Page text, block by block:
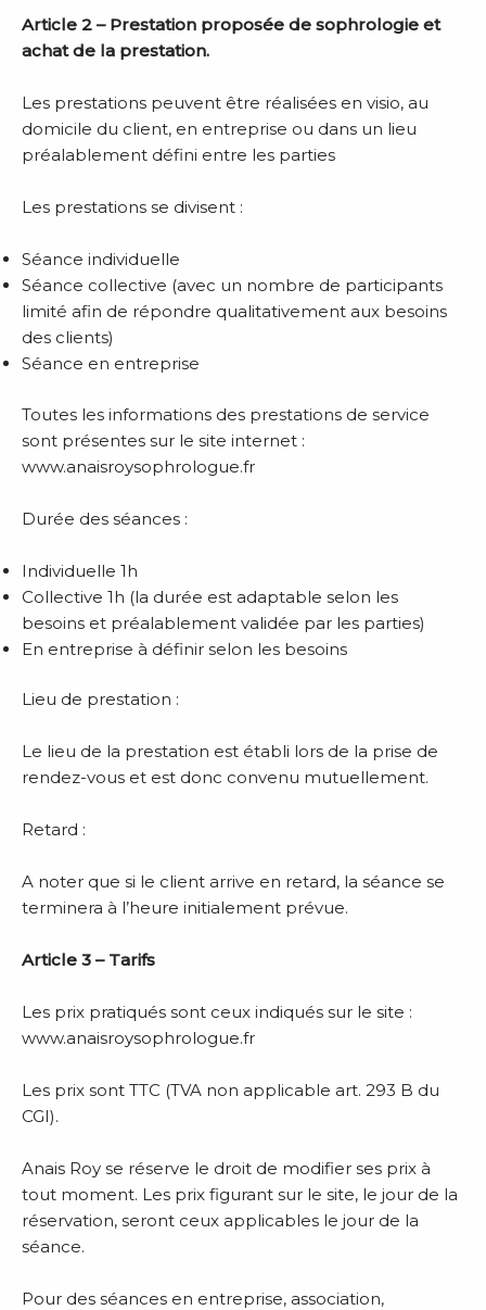
Article 2 – Prestation proposée de sophrologie et
achat de la prestation.
Les prestations peuvent être réalisées en visio, au
domicile du client, en entreprise ou dans un lieu
préalablement défini entre les parties
Les prestations se divisent :
Séance individuelle
Séance collective (avec un nombre de participants
limité afin de répondre qualitativement aux besoins
des clients)
Séance en entreprise
Toutes les informations des prestations de service
sont présentes sur le site internet :
www.anaisroysophrologue.fr
Durée des séances :
Individuelle 1h
Collective 1h (la durée est adaptable selon les
besoins et préalablement validée par les parties)
En entreprise à définir selon les besoins
Lieu de prestation :
Le lieu de la prestation est établi lors de la prise de
rendez-vous et est donc convenu mutuellement.
Retard :
A noter que si le client arrive en retard, la séance se
terminera à l’heure initialement prévue.
Article 3 – Tarifs
Les prix pratiqués sont ceux indiqués sur le site :
www.anaisroysophrologue.fr
Les prix sont TTC (TVA non applicable art. 293 B du
CGI).
Anais Roy se réserve le droit de modifier ses prix à
tout moment. Les prix figurant sur le site, le jour de la
réservation, seront ceux applicables le jour de la
séance.
Pour des séances en entreprise, association,